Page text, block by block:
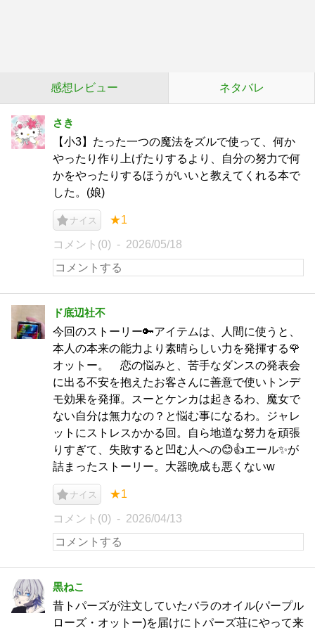
感想レビュー ネタバレ
さき
【小3】たった一つの魔法をズルで使って、何か
やったり作り上げたりするより、自分の努力で何
かをやったりするほうがいいと教えてくれる本で
した。(娘)
ナイス ★1
コメント(0) 2026/05/18
ド底辺社不
今回のストーリー🔑アイテムは、人間に使うと、
本人の本来の能力より素晴らしい力を発揮する🌹
オットー。 恋の悩みと、苦手なダンスの発表会
に出る不安を抱えたお客さんに善意で使いトンデ
モ効果を発揮。スーとケンカは起きるわ、魔女で
ない自分は無力なの？と悩む事になるわ。ジャレ
ットにストレスかかる回。自ら地道な努力を頑張
りすぎて、失敗すると凹む人への😊👍エール✨が
詰まったストーリー。大器晩成も悪くないw
ナイス ★1
コメント(0) 2026/04/13
黒ねこ
昔トパーズが注文していたバラのオイル(パープル
ローズ・オットー)を届けにトパーズ荘にやって来